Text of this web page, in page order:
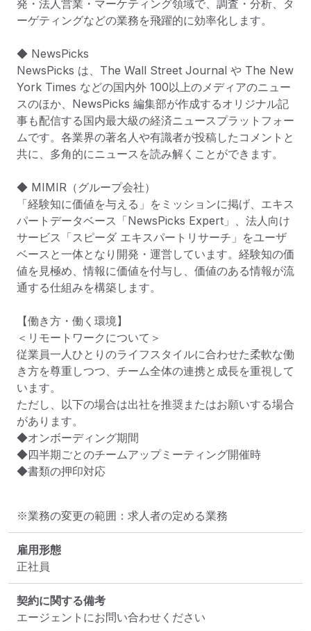
発・法人営業・マーケティング領域で、調査・分析、タ
ーゲティングなどの業務を飛躍的に効率化します。
◆ NewsPicks
NewsPicks は、The Wall Street Journal や The New
York Times などの国内外 100以上のメディアのニュー
スのほか、NewsPicks 編集部が作成するオリジナル記
事も配信する国内最大級の経済ニュースプラットフォー
ムです。各業界の著名人や有識者が投稿したコメントと
共に、多角的にニュースを読み解くことができます。
◆ MIMIR（グループ会社）
「経験知に価値を与える」をミッションに掲げ、エキス
パートデータベース「NewsPicks Expert」、法人向け
サービス「スピーダ エキスパートリサーチ」をユーザ
ベースと一体となり開発・運営しています。経験知の価
値を見極め、情報に価値を付与し、価値のある情報が流
通する仕組みを構築します。
【働き方・働く環境】
＜リモートワークについて＞
従業員一人ひとりのライフスタイルに合わせた柔軟な働
き方を尊重しつつ、チーム全体の連携と成長を重視して
います。
ただし、以下の場合は出社を推奨またはお願いする場合
があります。
◆オンボーディング期間
◆四半期ごとのチームアップミーティング開催時
◆書類の押印対応
※業務の変更の範囲：求人者の定める業務
雇用形態
正社員
契約に関する備考
エージェントにお問い合わせください